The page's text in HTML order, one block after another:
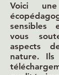
Voici
sensibles
vous
aspects
nature. Ils